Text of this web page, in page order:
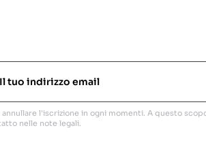
annullare l'iscrizione in ogni momenti. A questo
nelle note legali.